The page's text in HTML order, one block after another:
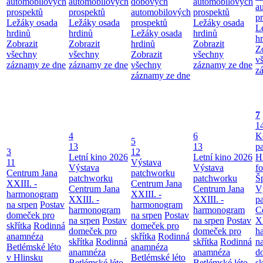
prospektů
Ležáky osada
hrdinů
Zobrazit
všechny
záznamy ze dne
prospektů
Ležáky osada
hrdinů
Zobrazit
všechny
záznamy ze dne
automobilových
prospektů
Ležáky osada
hrdinů
Zobrazit
všechny
záznamy ze dne
prospektů
Ležáky osada
hrdinů
Zobrazit
všechny
záznamy ze dne
3
11
Centrum Jana
XXIII. -
harmonogram
na srpen Postav
domeček pro
skřítka Rodinná
anamnéza
Betlémské léto
v Hlinsku
4
13
Letní kino 2026
Výstava
patchworku
Centrum Jana
XXIII. -
harmonogram
na srpen Postav
domeček pro
skřítka Rodinná
anamnéza
5
12
Výstava
patchworku
Centrum Jana
XXIII. -
harmonogram
na srpen Postav
domeček pro
skřítka Rodinná
anamnéza
Betlémské léto
6
13
Letní kino 2026
Výstava
patchworku
Centrum Jana
XXIII. -
harmonogram
na srpen Postav
domeček pro
skřítka Rodinná
anamnéza
7